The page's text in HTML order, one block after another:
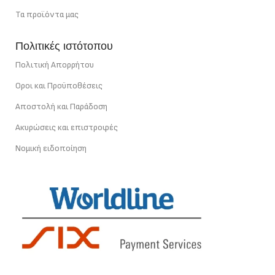
Τα προϊόντα μας
Πολιτικές ιστότοπου
Πολιτική Απορρήτου
Οροι και Προϋποθέσεις
Αποστολή και Παράδοση
Ακυρώσεις και επιστροφές
Νομική ειδοποίηση